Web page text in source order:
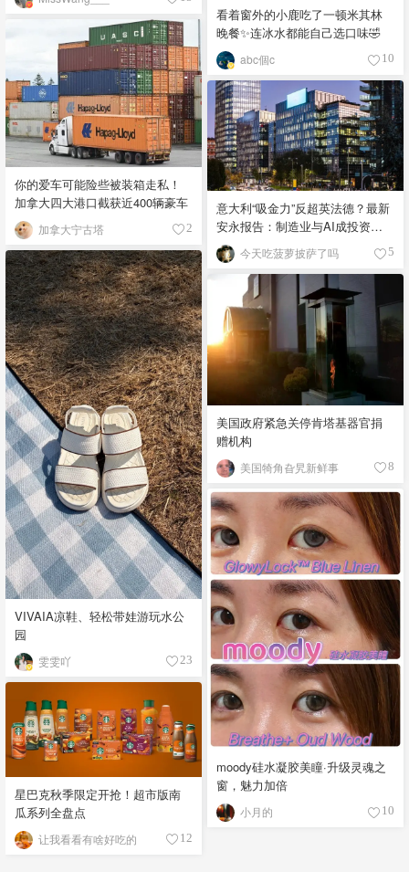
看着窗外的小鹿吃了一顿米其林
晚餐✨连冰水都能自己选口味🤣
abc個c 10
你的爱车可能险些被装箱走私！
加拿大四大港口截获近400辆豪车
加拿大宁古塔 2
意大利“吸金力”反超英法德？最新
安永报告：制造业与AI成投资新
宠！ 今天吃菠萝披萨了吗 5
VIVAIA凉鞋、轻松带娃游玩水公
园
雯雯吖 23
美国政府紧急关停肯塔基器官捐
赠机构
美国犄角旮旯新鲜事 8
moody硅水凝胶美瞳·升级灵魂之
窗，魅力加倍
小月的 10
星巴克秋季限定开抢！超市版南
瓜系列全盘点
让我看看有啥好吃的 12